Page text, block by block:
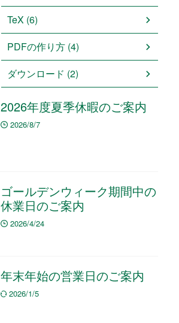
TeX (6)
PDFの作り方 (4)
ダウンロード (2)
2026年度夏季休暇のご案内
2026/8/7
ゴールデンウィーク期間中の
休業日のご案内
2026/4/24
年末年始の営業日のご案内
2026/1/5